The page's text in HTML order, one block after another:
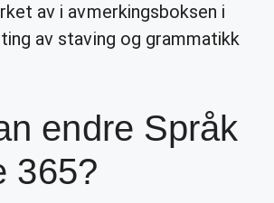
av i avmerkingsboksen i
av staving og grammatikk
endre Språk
365?